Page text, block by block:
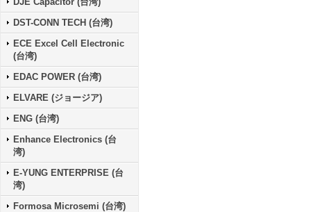
DST-CONN TECH (台湾)
ECE Excel Cell Electronic
(台湾)
EDAC POWER (台湾)
ELVARE (ジョージア)
ENG (台湾)
Enhance Electronics (台
湾)
E-YUNG ENTERPRISE (台
湾)
Formosa Microsemi (台湾)